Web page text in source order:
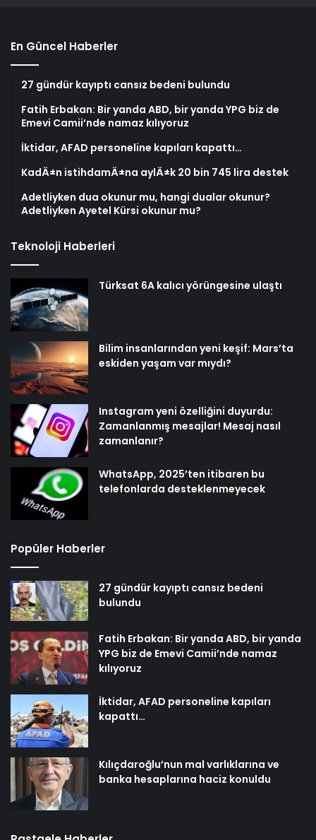
En Güncel Haberler
27 gündür kayıptı cansız bedeni bulundu
Fatih Erbakan: Bir yanda ABD, bir yanda YPG biz de
Emevi Camii’nde namaz kılıyoruz
İktidar, AFAD personeline kapıları kapattı…
KadÄ±n istihdamÄ±na aylÄ±k 20 bin 745 lira destek
Adetliyken dua okunur mu, hangi dualar okunur?
Adetliyken Ayetel Kürsi okunur mu?
Teknoloji Haberleri
Türksat 6A kalıcı yörüngesine ulaştı
Bilim insanlarından yeni keşif: Mars’ta
eskiden yaşam var mıydı?
Instagram yeni özelliğini duyurdu:
Zamanlanmış mesajlar! Mesaj nasıl
zamanlanır?
WhatsApp, 2025’ten itibaren bu
telefonlarda desteklenmeyecek
Popüler Haberler
27 gündür kayıptı cansız bedeni
bulundu
Fatih Erbakan: Bir yanda ABD, bir yanda
YPG biz de Emevi Camii’nde namaz
kılıyoruz
İktidar, AFAD personeline kapıları
kapattı…
Kılıçdaroğlu’nun mal varlıklarına ve
banka hesaplarına haciz konuldu